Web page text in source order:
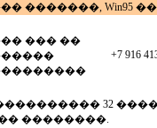
Win95 ���
��� ��
+7 916
� ���������� 32
��������.